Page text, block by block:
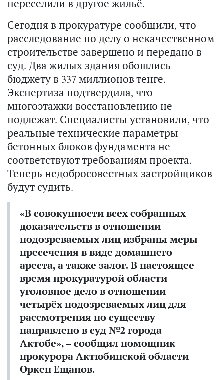
переселили в другое жильё.
Сегодня в прокуратуре сообщили, что
расследование по делу о некачественном
строительстве завершено и передано в
суд. Два жилых здания обошлись
бюджету в 337 миллионов тенге.
Экспертиза подтвердила, что
многоэтажки восстановлению не
подлежат. Специалисты установили, что
реальные технические параметры
бетонных блоков фундамента не
соответствуют требованиям проекта.
Теперь недобросовестных застройщиков
будут судить.
«В совокупности всех собранных
доказательств в отношении
подозреваемых лиц избраны меры
пресечения в виде домашнего
ареста, а также залог. В настоящее
время прокуратурой области
уголовное дело в отношении
четырёх подозреваемых лиц для
рассмотрения по существу
направлено в суд №2 города
Актобе», – сообщил помощник
прокурора Актюбинской области
Оркен Ещанов.